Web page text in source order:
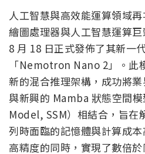
人工智慧與高效能運算領域
繪圖處理器與人工智慧運算
8 月 18 日正式發佈了其新一
「Nemotron Nano 2」。此
新的混合推理架構，成功將
與新興的 Mamba 狀態空間
Model, SSM）相結合，旨在
列時面臨的記憶體與計算成
高精度的同時，實現了數倍